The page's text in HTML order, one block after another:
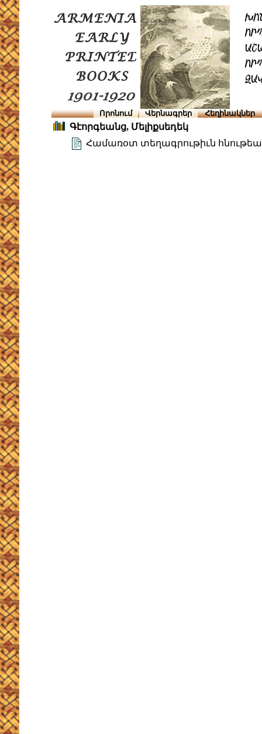
Որոնում Վերնագրեր Հեղինակներ
Գէորգեանց, Մելիքսեդեկ
Համառօտ տեղագրութիւն